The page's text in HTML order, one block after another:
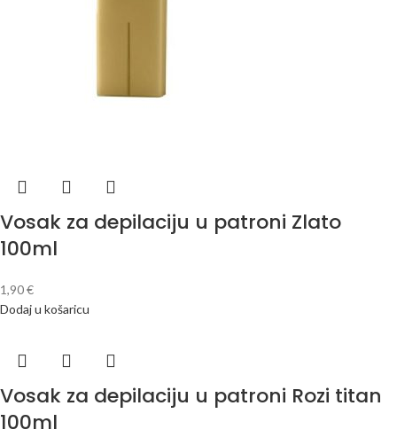
Vosak za depilaciju u patroni Zlato
100ml
1,90€
Dodaj u košaricu
Vosak za depilaciju u patroni Rozi titan
100ml